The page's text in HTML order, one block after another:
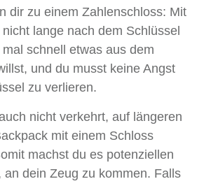
dir zu einem Zahlenschloss: Mit
lange nach dem Schlüssel
schnell etwas aus dem
und du musst keine Angst
zu verlieren.
nicht verkehrt, auf längeren
mit einem Schloss
machst du es potenziellen
an dein Zeug zu kommen. Falls